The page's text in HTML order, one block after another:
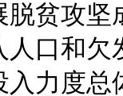
攻坚成
人口和
入力度